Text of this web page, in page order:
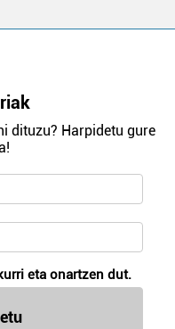
dituzu? Harpidetu gure
eta onartzen dut.